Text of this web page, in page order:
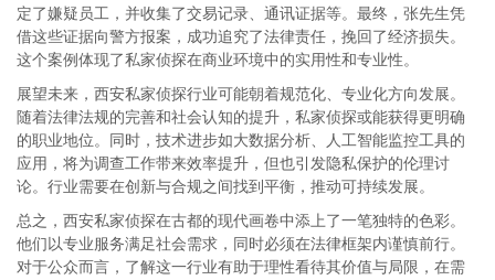
定了嫌疑员工，并收集了交易记录、通讯证据等。最终，张先生凭
借这些证据向警方报案，成功追究了法律责任，挽回了经济损失。
这个案例体现了私家侦探在商业环境中的实用性和专业性。
展望未来，西安私家侦探行业可能朝着规范化、专业化方向发展。
随着法律法规的完善和社会认知的提升，私家侦探或能获得更明确
的职业地位。同时，技术进步如大数据分析、人工智能监控工具的
应用，将为调查工作带来效率提升，但也引发隐私保护的伦理讨
论。行业需要在创新与合规之间找到平衡，推动可持续发展。
总之，西安私家侦探在古都的现代画卷中添上了一笔独特的色彩。
他们以专业服务满足社会需求，同时必须在法律框架内谨慎前行。
对于公众而言，了解这一行业有助于理性看待其价值与局限，在需